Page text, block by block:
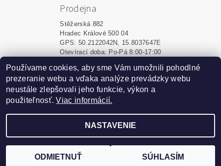
Prodejna
Stěžerská 882
Hradec Králové 500 04
GPS: 50.2122042N, 15.8037647E
Otevírací doba: Po-Pá 8:00-17:00
Shoptet.sk MôjPrvýEshop.sk
Vytvoril Shoptet
Podle zákona o evidenci tržeb je prodávající povinen
vystavit kupujícímu účtenku. Zároveň je povinen zaevidovat
Používame cookies, aby sme Vám umožnili pohodlné
prezeranie webu a vďaka analýze prevádzky webu
neustále zlepšovali jeho funkcie, výkon a
použiteľnosť.Viac informácií.
NASTAVENIE
ODMIETNUŤ SÚHLASÍM